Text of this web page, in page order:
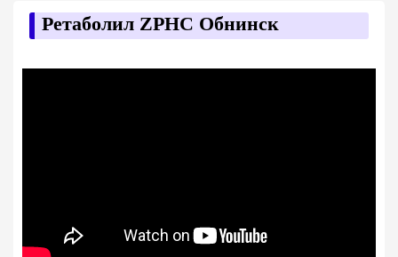
Ретаболил ZPHC Обнинск